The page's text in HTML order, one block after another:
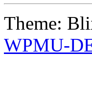
Theme:
WPMU-